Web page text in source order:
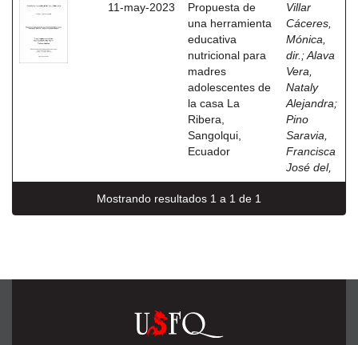
11-may-2023
Propuesta de
una herramienta
educativa
nutricional para
madres
adolescentes de
la casa La
Ribera,
Sangolqui,
Ecuador
Villar
Cáceres,
Mónica,
dir. ;Alava
Vera,
Nataly
Alejandra;
Pino
Saravia,
Francisca
José del,
Mostrando resultados 1 a 1 de 1